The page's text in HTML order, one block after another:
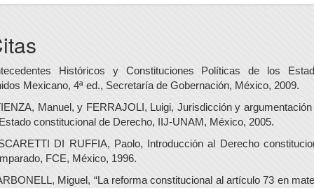
Históricos y Constituciones Políticas de los
Mexicano, 4ª ed., Secretaría de Gobernación, México, 2009.
Manuel, y FERRAJOLI, Luigi, Jurisdicción y argumentación
constitucional de Derecho, IIJ-UNAM, México, 2005.
DI RUFFIA, Paolo, Introducción al Derecho
FCE, México, 1996.
Miguel, “La reforma constitucional al artículo 73 en